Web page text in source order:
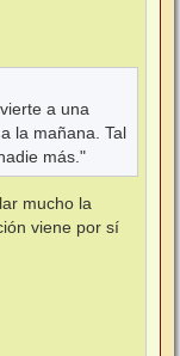
a una
la mañana. Tal
más."
mucho la
viene por sí